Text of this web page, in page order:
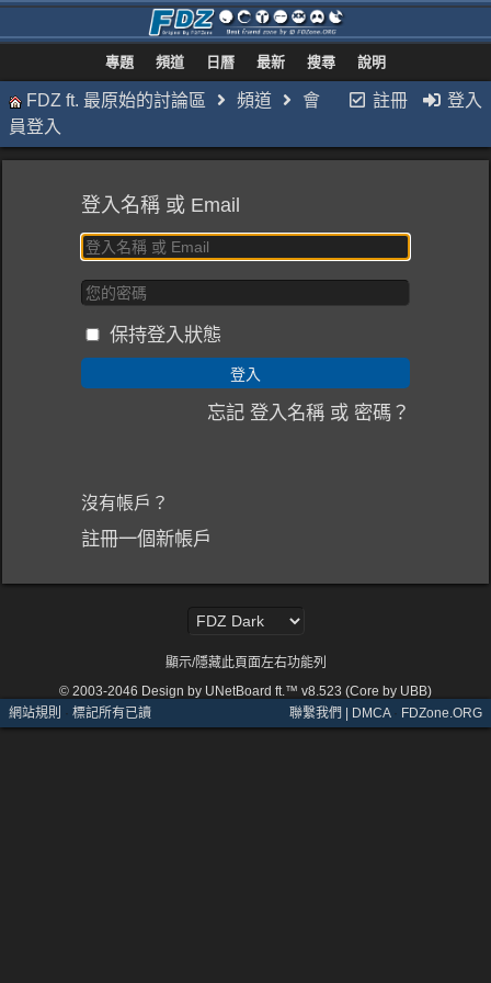
專題 頻道 日曆 最新 搜尋 說明
註冊 登入
FDZ ft. 最原始的討論區 頻道
會
員登入
登入名稱 或 Email
保持登入狀態
忘記 登入名稱 或 密碼？
沒有帳戶？
註冊一個新帳戶
顯示/隱藏此頁面左右功能列
© 2003-2046 Design by UNetBoard ft.™ v8.523 (Core by UBB)
網站規則 · 標記所有已讀 聯繫我們 | DMCA· FDZone.ORG